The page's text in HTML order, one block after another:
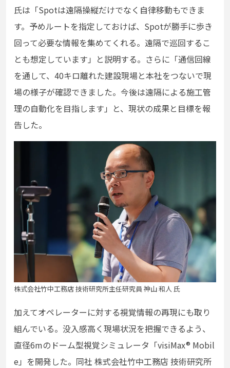
氏は「Spotは遠隔操縦だけでなく自律移動もできま
す。予めルートを指定しておけば、Spotが勝手に歩き
回って必要な情報を集めてくれる。遠隔で巡回するこ
とも想定しています」と説明する。さらに「通信回線
を通して、40キロ離れた建設現場と本社をつないで現
場の様子が確認できました。今後は遠隔による施工管
理の自動化を目指します」と、現状の成果と目標を報
告した。
株式会社竹中工務店 技術研究所主任研究員 神山 和人 氏
加えてオペレーターに対する視覚情報の再現にも取り
組んでいる。没入感高く現場状況を把握できるよう、
直径6mのドーム型視覚シミュレータ「visiMax® Mobil
e」を開発した。同社 株式会社竹中工務店 技術研究所